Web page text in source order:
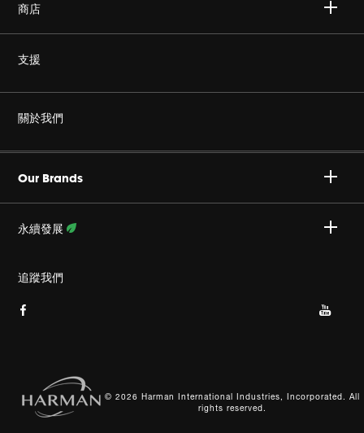
商店
無線
耳機
JBL Quantum 系列
支援
非仿冒
授權經銷商
關於我們
Our Brands
永續發展
瞭解更多資訊
追蹤我們
© 2026 Harman International Industries, Incorporated. All
rights reserved.